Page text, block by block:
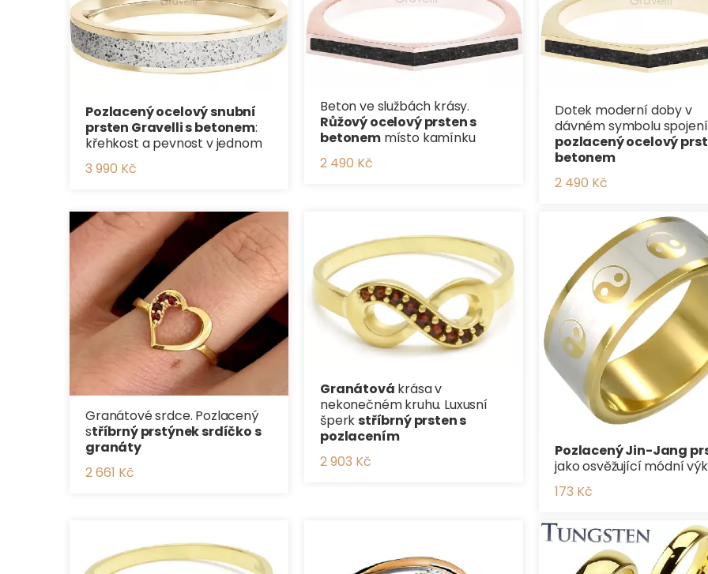
Pozlacený ocelový snubní
prsten Gravelli s betonem:
křehkost a pevnost v jednom
3 990 Kč
Beton ve službách krásy.
Růžový ocelový prsten s
betonemmísto kamínku
2 490 Kč
Dotek moderní doby v
dávném symbolu spojení
pozlacený ocelový
betonem
2 490 Kč
Granátové srdce. Pozlacený
stříbrný prstýnek srdíčko s
granáty
2 661 Kč
Granátová krása v
nekonečném kruhu. Luxusní
šperkstříbrný prsten s
pozlacením
2 903 Kč
Pozlacený Jin-Jang
jako osvěžující módní
173 Kč